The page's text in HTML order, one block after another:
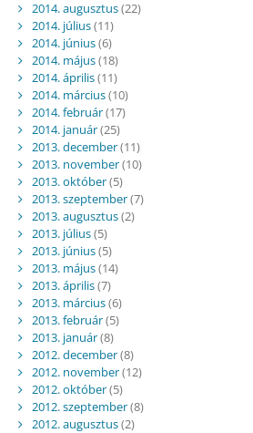
2014. augusztus(22)
2014. július(11)
2014. június(6)
2014. május(18)
2014. április(11)
2014. március(10)
2014. február(17)
2014. január(25)
2013. december(11)
2013. november(10)
2013. október(5)
2013. szeptember(7)
2013. augusztus(2)
2013. július(5)
2013. június(5)
2013. május(14)
2013. április(7)
2013. március(6)
2013. február(5)
2013. január(8)
2012. december(8)
2012. november(12)
2012. október(5)
2012. szeptember(8)
2012. augusztus(2)